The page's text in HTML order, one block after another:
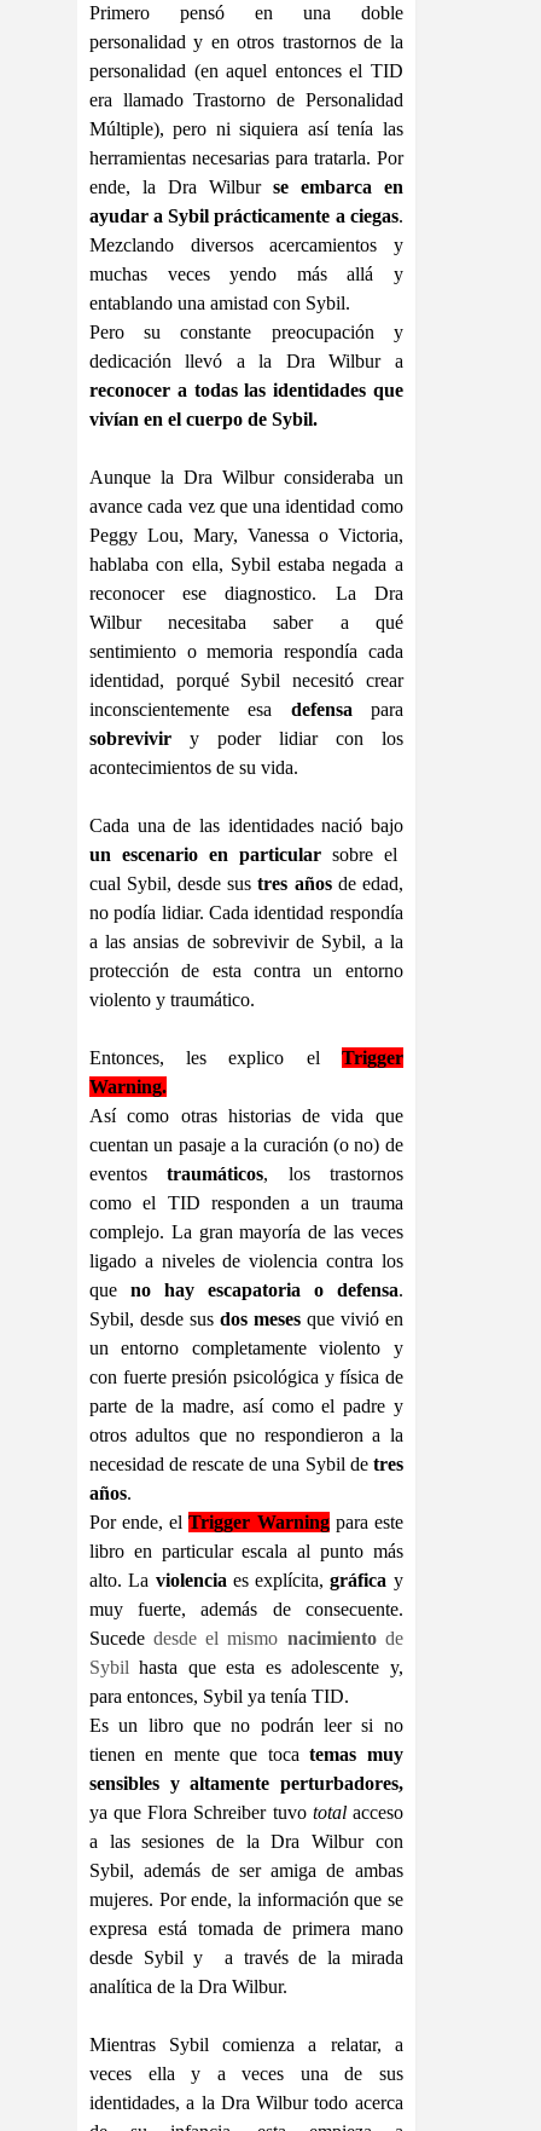
Primero pensó en una doble
personalidad y en otros trastornos de la
personalidad (en aquel entonces el TID
era llamado Trastorno de Personalidad
Múltiple), pero ni siquiera así tenía las
herramientas necesarias para tratarla. Por
ende, la Dra Wilbur se embarca en
ayudar a Sybil prácticamente a ciegas.
Mezclando diversos acercamientos y
muchas veces yendo más allá y
entablando una amistad con Sybil.
Pero su constante preocupación y
dedicación llevó a la Dra Wilbur a
reconocer a todas las identidades que
vivían en el cuerpo de Sybil.
Aunque la Dra Wilbur consideraba un
avance cada vez que una identidad como
Peggy Lou, Mary, Vanessa o Victoria,
hablaba con ella, Sybil estaba negada a
reconocer ese diagnostico. La Dra
Wilbur necesitaba saber a qué
sentimiento o memoria respondía cada
identidad, porqué Sybil necesitó crear
inconscientemente esa defensa para
sobrevivir y poder lidiar con los
acontecimientos de su vida.
Cada una de las identidades nació bajo
un escenario en particular sobre el
cual Sybil, desde sus tres añosde edad,
no podía lidiar. Cada identidad respondía
a las ansias de sobrevivir de Sybil, a la
protección de esta contra un entorno
violento y traumático.
Entonces, les explico el Trigger
Warning.
Así como otras historias de vida que
cuentan un pasaje a la curación (o no) de
eventostraumáticos, los trastornos
como el TID responden a un trauma
complejo. La gran mayoría de las veces
ligado a niveles de violencia contra los
que no hay escapatoria o defensa.
Sybil, desde sus dos mesesque vivió en
un entorno completamente violento y
con fuerte presión psicológica y física de
parte de la madre, así como el padre y
otros adultos que no respondieron a la
necesidad de rescate de una Sybil detres
años.
Por ende, elTrigger Warningpara este
libro en particular escala al punto más
alto. La violencia es explícita,gráfica y
muy fuerte, además de consecuente.
Sucededesde el mismo nacimiento de
Sybil hasta que esta es adolescente y,
para entonces, Sybil ya tenía TID.
Es un libro que no podrán leer si no
tienen en mente que toca temas muy
sensibles y altamente perturbadores,
ya que Flora Schreiber tuvo total acceso
a las sesiones de la Dra Wilbur con
Sybil, además de ser amiga de ambas
mujeres. Por ende, la información que se
expresa está tomada de primera mano
desde Sybil y a través de la mirada
analítica de la Dra Wilbur.
Mientras Sybil comienza a relatar, a
veces ella y a veces una de sus
identidades, a la Dra Wilbur todo acerca